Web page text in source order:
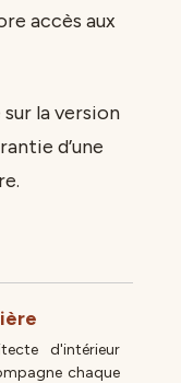
accès aux
sur la version
d’une
d'intérieur
chaque